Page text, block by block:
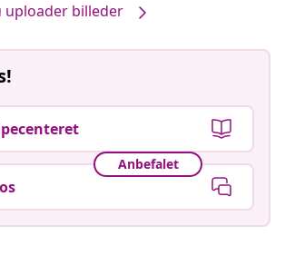
uploader billeder
Anbefalet